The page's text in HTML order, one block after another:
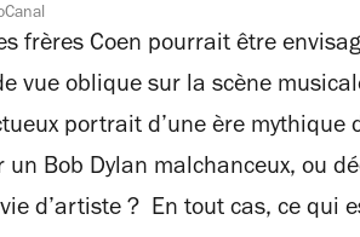
5
étoiles
frères Coen pourrait être
vue oblique sur la scène
portrait d’une ère mythique
un Bob Dylan malchanceux, ou
d’artiste ? En tout cas, ce qui